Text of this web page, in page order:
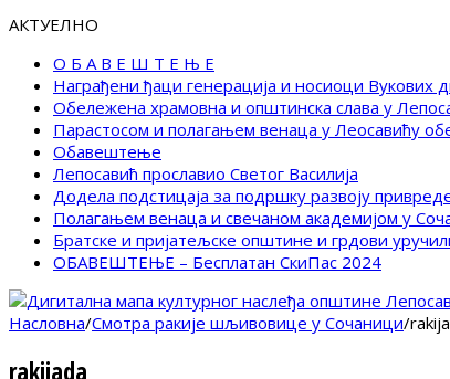
АКТУЕЛНО
О Б А В Е Ш Т Е Њ Е
Награђени ђаци генерација и носиоци Вукових
Обележена храмовна и општинска слава у
Парастосом и полагањем венаца у Леосавићу
Обавештење
Лепосавић прославио Светог Василија
Додела подстицаја за подршку развоју
Полагањем венаца и свечаном академијом у
Братске и пријатељске општине и грдови
ОБАВЕШТЕЊЕ – Бесплатан СкиПас 2024
Насловна/Смотра ракије шљивовице у Сочаници/
rakijada